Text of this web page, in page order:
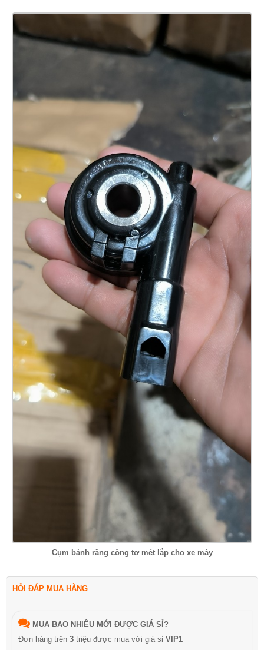
Cụm bánh răng công tơ mét lắp cho xe máy
HỎI ĐÁP MUA HÀNG
MUA BAO NHIÊU MỚI ĐƯỢC GIÁ SỈ?
Đơn hàng trên 3 triệu được mua với giá sỉ VIP1